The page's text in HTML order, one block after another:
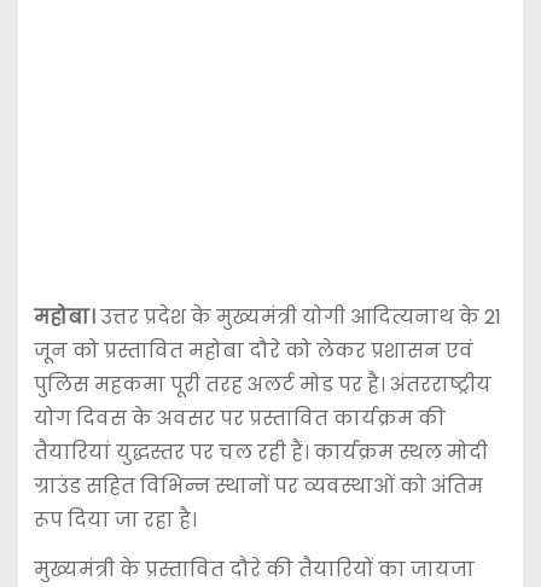
महोबा।उत्तर प्रदेश के मुख्यमंत्री योगी आदित्यनाथ के 21
जून को प्रस्तावित महोबा दौरे को लेकर प्रशासन एवं
पुलिस महकमा पूरी तरह अलर्ट मोड पर है। अंतरराष्ट्रीय
योग दिवस के अवसर पर प्रस्तावित कार्यक्रम की
तैयारियां युद्धस्तर पर चल रही हैं। कार्यक्रम स्थल मोदी
ग्राउंड सहित विभिन्न स्थानों पर व्यवस्थाओं को अंतिम
रूप दिया जा रहा है।
मुख्यमंत्री के प्रस्तावित दौरे की तैयारियों का जायजा